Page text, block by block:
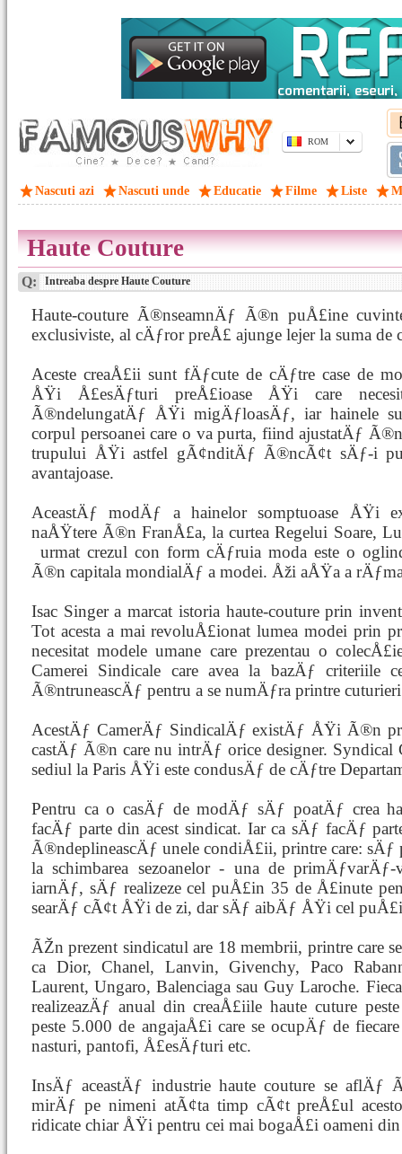
ROM
Nascuti azi Nascuti unde Educatie Filme Liste
Haute Couture
Q: Intreaba despre Haute Couture
Haute-couture Ã®nseamnÄƒ Ã®n puÅ£ine
exclusiviste, al cÄƒror preÅ£ ajunge lejer la suma de
Aceste creaÅ£ii sunt fÄƒcute de cÄƒtre case de
ÅŸi Å£esÄƒturi preÅ£ioase ÅŸi care
Ã®ndelungatÄƒ ÅŸi migÄƒloasÄƒ, iar hainele
corpul persoanei care o va purta, fiind ajustatÄƒ
trupului ÅŸi astfel gÃ¢nditÄƒ Ã®ncÃ¢t sÄƒ-i
avantajoase.
AceastÄƒ modÄƒ a hainelor somptuoase ÅŸi
naÅŸtere Ã®n FranÅ£a, la curtea Regelui Soare,
urmat crezul con form cÄƒruia moda este o
Ã®n capitala mondialÄƒ a modei. Åži aÅŸa a
Isac Singer a marcat istoria haute-couture prin
Tot acesta a mai revoluÅ£ionat lumea modei prin
necesitat modele umane care prezentau o
Camerei Sindicale care avea la bazÄƒ criteriile
Ã®ntruneascÄƒ pentru a se numÄƒra printre
AcestÄƒ CamerÄƒ SindicalÄƒ existÄƒ ÅŸi Ã®n
castÄƒ Ã®n care nu intrÄƒ orice designer. Syndical
sediul la Paris ÅŸi este condusÄƒ de cÄƒtre
Pentru ca o casÄƒ de modÄƒ sÄƒ poatÄƒ crea
facÄƒ parte din acest sindicat. Iar ca sÄƒ facÄƒ
Ã®ndeplineascÄƒ unele condiÅ£ii, printre care:
la schimbarea sezoanelor - una de
iarnÄƒ, sÄƒ realizeze cel puÅ£in 35 de Å£inute
searÄƒ cÃ¢t ÅŸi de zi, dar sÄƒ aibÄƒ ÅŸi cel
ÃŽn prezent sindicatul are 18 membrii, printre care
ca Dior, Chanel, Lanvin, Givenchy, Paco
Laurent, Ungaro, Balenciaga sau Guy Laroche.
realizeazÄƒ anual din creaÅ£iile haute cuture
peste 5.000 de angajaÅ£i care se ocupÄƒ de
nasturi, pantofi, Å£esÄƒturi etc.
InsÄƒ aceastÄƒ industrie haute couture se
mirÄƒ pe nimeni atÃ¢ta timp cÃ¢t preÅ£ul
ridicate chiar ÅŸi pentru cei mai bogaÅ£i oameni